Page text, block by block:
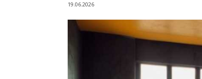
19.06.2026